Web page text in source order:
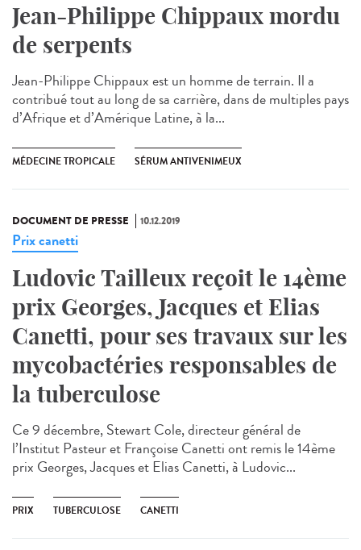
Jean-Philippe Chippaux mordu
de serpents
Jean-Philippe Chippaux est un homme de terrain. Il a
contribué tout au long de sa carrière, dans de multiples pays
d’Afrique et d’Amérique Latine, à la...
MÉDECINE TROPICALE SÉRUM ANTIVENIMEUX
DOCUMENT DE PRESSE 10.12.2019
Prix canetti
Ludovic Tailleux reçoit le 14ème
prix Georges, Jacques et Elias
Canetti, pour ses travaux sur les
mycobactéries responsables de
la tuberculose
Ce 9 décembre, Stewart Cole, directeur général de
l’Institut Pasteur et Françoise Canetti ont remis le 14ème
prix Georges, Jacques et Elias Canetti, à Ludovic...
PRIX TUBERCULOSE CANETTI